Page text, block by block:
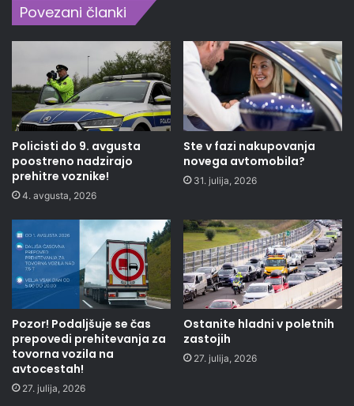
Povezani članki
Policisti do 9. avgusta
poostreno nadzirajo
prehitre voznike!
4. avgusta, 2026
Ste v fazi nakupovanja
novega avtomobila?
31. julija, 2026
Pozor! Podaljšuje se čas
prepovedi prehitevanja za
tovorna vozila na
avtocestah!
27. julija, 2026
Ostanite hladni v poletnih
zastojih
27. julija, 2026